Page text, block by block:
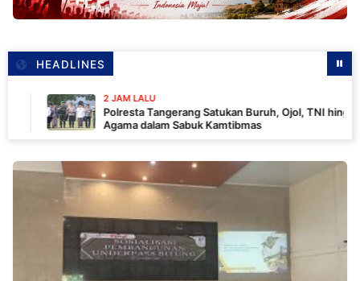
HEADLINES
2 JAM LALU
Polresta Tangerang Satukan Buruh, Ojol, TNI hingga Tokoh
Agama dalam Sabuk Kamtibmas